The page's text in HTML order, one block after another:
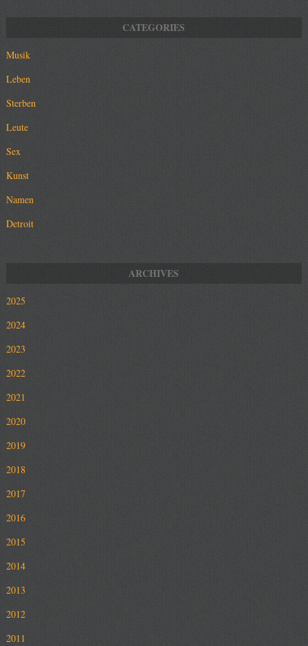
Musik
Leben
Sterben
Leute
Sex
Kunst
Namen
Detroit
2025
2024
2023
2022
2021
2020
2019
2018
2017
2016
2015
2014
2013
2012
2011